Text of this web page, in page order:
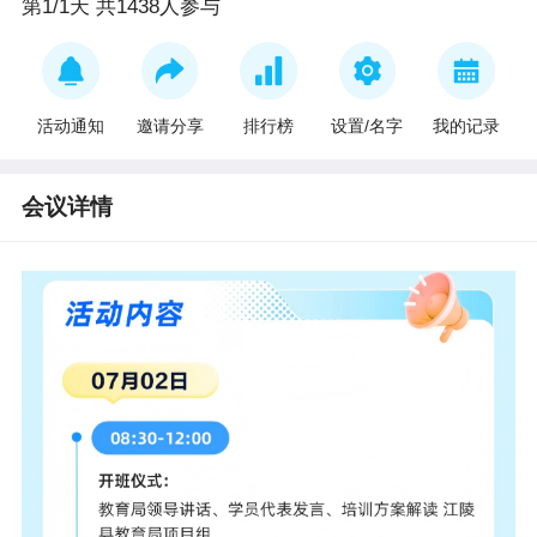
第1/1天 共1438人参与
活动通知 邀请分享 排行榜 设置/名字 我的记录
会议详情